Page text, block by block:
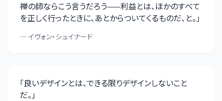
禅の師ならこう言うだろう——利益とは、ほかのすべて
を正しく行ったときに、あとからついてくるものだ、と。」
— イヴォン・シュイナード
「良いデザインとは、できる限りデザインしないこと
だ。」